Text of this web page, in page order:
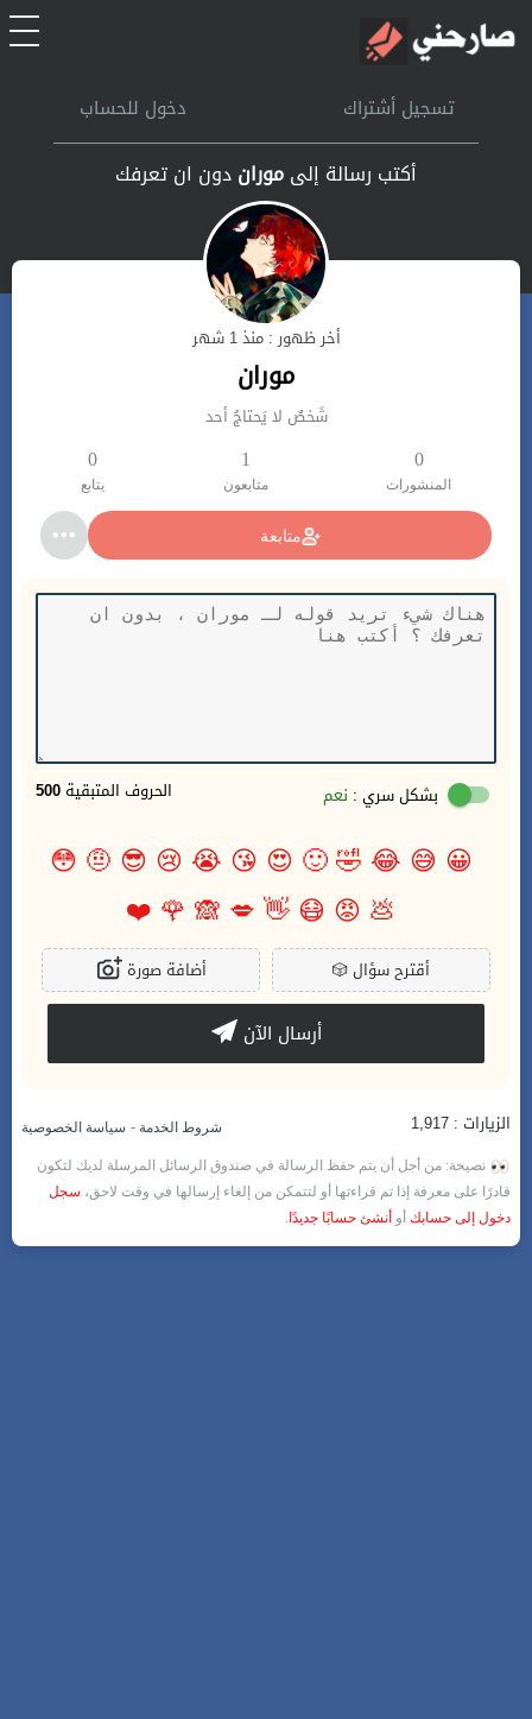
الرئيسيةتسجيل أشتراك دخول للحساب
أكتب رسالة إلىموراندون ان تعرفك
أخر ظهور : منذ 1 شهر
موران
شَخصٌ لا يَحتاجُ أحد
0
المنشورات
1
متابعون
0
يتابع
متابعة
500 الحروف المتبقية بشكل سري : نعم
😀
😅
😂
🤣
🙂
😍
😘
😭
😢
😎
🤨
😳
💩
😡
😷
👋
💋
🙈
🌹
❤️
🎲أقترح سؤال أضافة صورة
أرسال الآن
الزيارات : 1,917 شروط الخدمة - سياسة الخصوصية
نصيحة: من أجل أن يتم حفظ الرسالة في صندوق الرسائل المرسلة لديك لتكون
قادرًا على معرفة إذا تم قراءتها أو لتتمكن من إلغاء إرسالها في وقت لاحق، سجل
دخول إلى حسابك أو أنشئ حسابًا جديدًا .